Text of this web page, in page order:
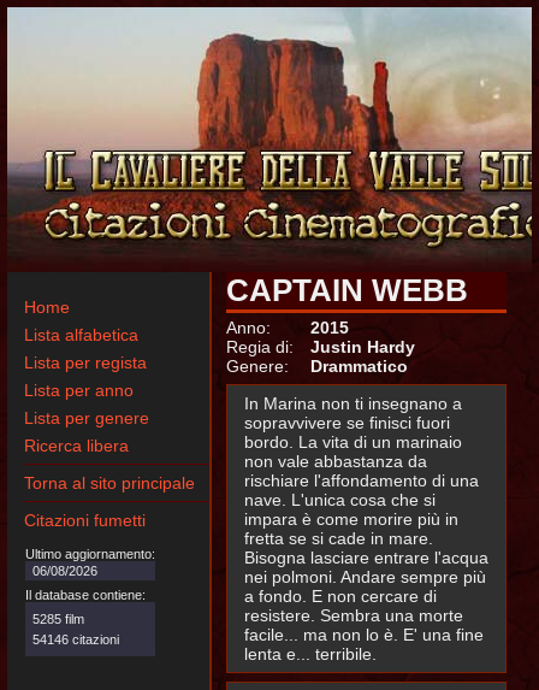
Home
Lista alfabetica
Lista per regista
Lista per anno
Lista per genere
Ricerca libera
Torna al sito principale
Citazioni fumetti
Ultimo aggiornamento:
06/08/2026
Il database contiene:
5285 film
54146 citazioni
CAPTAIN WEBB
Anno:
2015
Regia di:
Justin Hardy
Genere:
Drammatico
In Marina non ti insegnano a
sopravvivere se finisci fuori
bordo. La vita di un marinaio
non vale abbastanza da
rischiare l'affondamento di una
nave. L'unica cosa che si
impara è come morire più in
fretta se si cade in mare.
Bisogna lasciare entrare l'acqua
nei polmoni. Andare sempre più
a fondo. E non cercare di
resistere. Sembra una morte
facile... ma non lo è. E' una fine
lenta e... terribile.